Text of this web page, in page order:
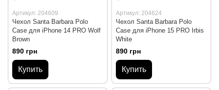
Артикул: 204609
Чехол Santa Barbara Polo
Case для iPhone 14 PRO Wolf
Brown
890 грн
Купить
Артикул: 204624
Чехол Santa Barbara Polo
Case для iPhone 15 PRO Irbis
White
890 грн
Купить